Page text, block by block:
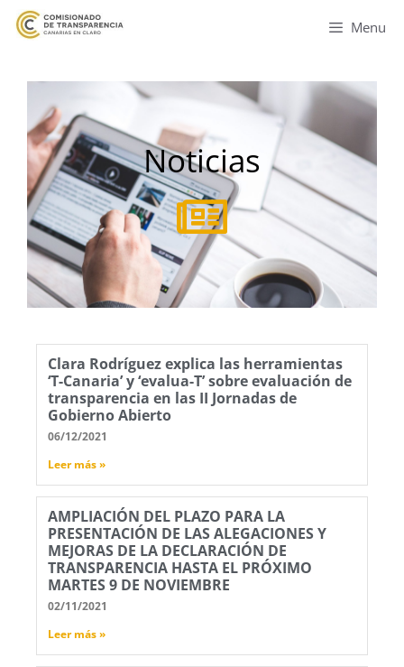
Menu
Noticias
Clara Rodríguez explica las herramientas
‘T-Canaria’ y ‘evalua-T’ sobre evaluación de
transparencia en las II Jornadas de
Gobierno Abierto
06/12/2021
Leer más »
AMPLIACIÓN DEL PLAZO PARA LA
PRESENTACIÓN DE LAS ALEGACIONES Y
MEJORAS DE LA DECLARACIÓN DE
TRANSPARENCIA HASTA EL PRÓXIMO
MARTES 9 DE NOVIEMBRE
02/11/2021
Leer más »